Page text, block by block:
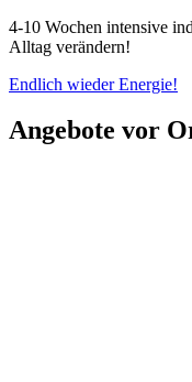
4-10 Wochen intensive
Alltag verändern!
Endlich wieder Energie!
Angebote vor